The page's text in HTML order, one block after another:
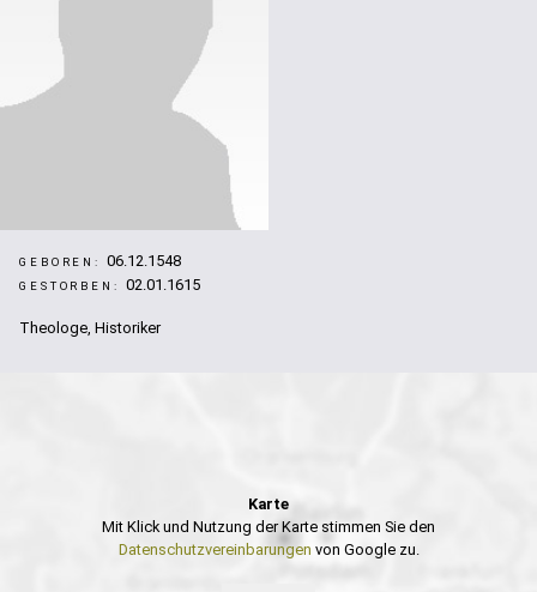
GEBOREN: 06.12.1548
GESTORBEN: 02.01.1615
Theologe, Historiker
Karte
Mit Klick und Nutzung der Karte stimmen Sie den
Datenschutzvereinbarungen von Google zu.